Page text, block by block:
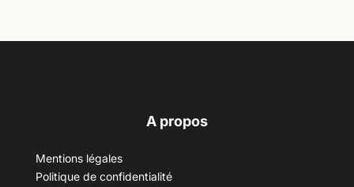
A propos
Mentions légales
Politique de confidentialité